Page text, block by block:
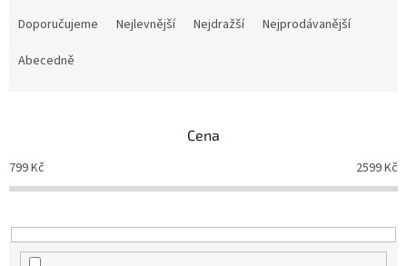
o
d
k
t
Doporučujeme Nejlevnější Nejdražší
Nejprodávanější
Abecedně
Cena
799Kč 2599Kč